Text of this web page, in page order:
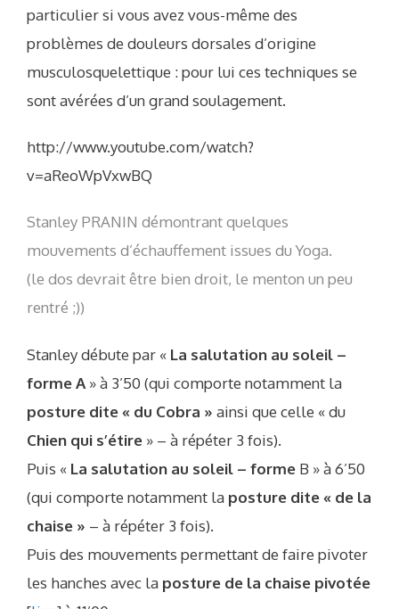
particulier si vous avez vous-même des
problèmes de douleurs dorsales d’origine
musculosquelettique : pour lui ces techniques se
sont avérées d’un grand soulagement.
http://www.youtube.com/watch?
v=aReoWpVxwBQ
Stanley PRANIN démontrant quelques
mouvements d’échauffement issues du Yoga.
(le dos devrait être bien droit, le menton un peu
rentré ;))
Stanley débute par « La salutation au soleil –
forme A » à 3’50 (qui comporte notamment la
posture dite « du Cobra » ainsi que celle « du
Chien qui s’étire » – à répéter 3 fois).
Puis « La salutation au soleil – forme B » à 6’50
(qui comporte notamment la posture dite « de la
chaise » – à répéter 3 fois).
Puis des mouvements permettant de faire pivoter
les hanches avec la posture de la chaise pivotée